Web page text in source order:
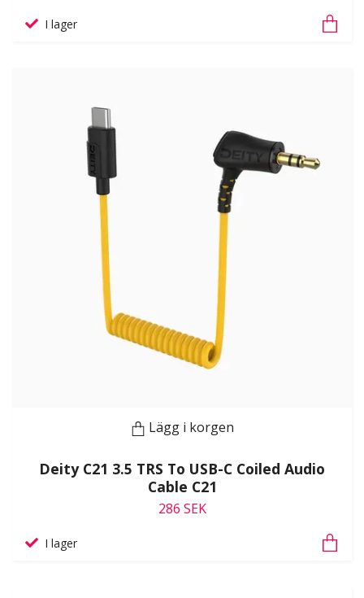
I lager
Lägg i korgen
Deity C21 3.5 TRS To USB-C Coiled Audio
Cable C21
286 SEK
I lager